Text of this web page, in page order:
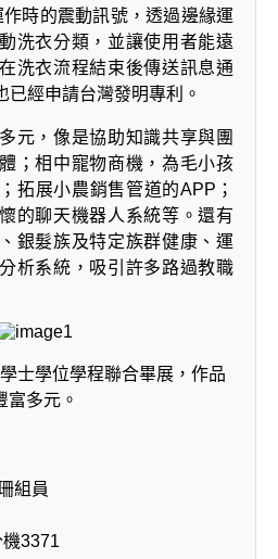
時的震動訊號，透過邊緣運
洗衣分類，並讓使用者能遠
洗衣流程結束後傳送訊息通
已經申請台灣發明專利。
元，像是協助知識共享與團
；相中寵物商機，為毛小孩
拓展小農銷售管道的APP；
的聊天機器人系統等。還有
銀髮族及特定族群健康、運
析系統，吸引許多路過教職
士學位學程聯合畢展，作品
富多元。
組員
3371